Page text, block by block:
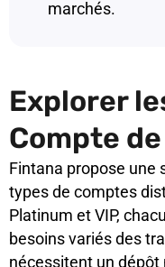
marchés.
Explorer
Compte
Fintana propose une
types de comptes
Platinum et VIP,
besoins variés des
nécessitent un